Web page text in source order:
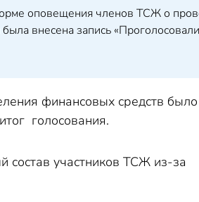
оповещения членов ТСЖ о
внесена запись «Проголосовали
финансовых средств было
голосования.
состав участников ТСЖ из-за